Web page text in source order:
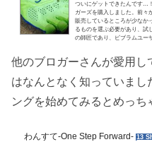
ついにゲットできたんです…
ガーズを購入しました。前々
販売しているところが少なか
るものを選ぶ必要があり、試
の師匠であり、ビブラムユー
他のブロガーさんが愛用
はなんとなく知っていまし
ングを始めてみるとめっち
わんすて-One Step Forward- 13